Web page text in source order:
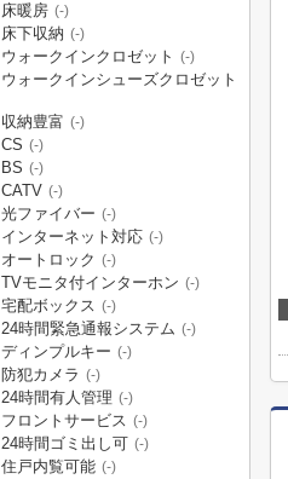
床暖房 (-)
床下収納 (-)
ウォークインクロゼット (-)
ウォークインシューズクロゼット
収納豊富 (-)
CS (-)
BS (-)
CATV (-)
光ファイバー (-)
インターネット対応 (-)
オートロック (-)
TVモニタ付インターホン (-)
宅配ボックス (-)
24時間緊急通報システム (-)
ディンプルキー (-)
防犯カメラ (-)
24時間有人管理 (-)
フロントサービス (-)
24時間ゴミ出し可 (-)
住戸内覧可能 (-)